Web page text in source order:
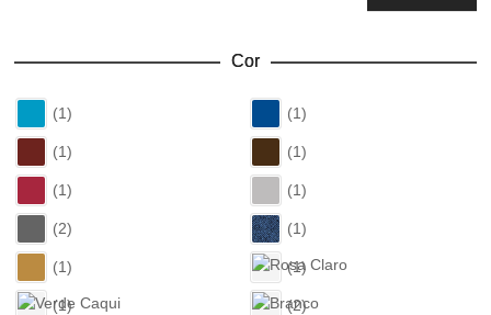
Cor
(1) (1)
(1) (1)
(1) (1)
(2) (1)
(1) (1)
(1) (2)